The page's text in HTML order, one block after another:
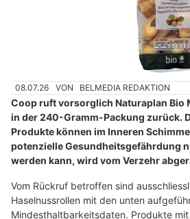
08.07.26 VON BELMEDIA REDAKTION
Coop ruft vorsorglich Naturaplan Bio
in der 240-Gramm-Packung zurück.
Produkte können im Inneren
potenzielle Gesundheitsgefährdung
werden kann, wird vom Verzehr
Vom Rückruf betroffen sind
Haselnussrollen mit den unten
Mindesthaltbarkeitsdaten. Produkte